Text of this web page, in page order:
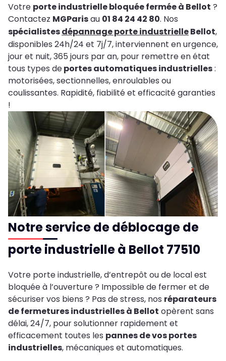
Votre porte industrielle bloquée fermée à Bellot ?
Contactez MGParisau 01 84 24 42 80. Nos
spécialistesdépannage porte industrielleBellot,
disponibles 24h/24 et 7j/7, interviennent en urgence,
jour et nuit, 365 jours par an, pour remettre en état
tous types deportes automatiques industrielles:
motorisées, sectionnelles, enroulables ou
coulissantes. Rapidité, fiabilité et efficacité garanties
!
Notre service de déblocage de
porte industrielle à Bellot 77510
Votre porte industrielle, d’entrepôt ou de local est
bloquée à l’ouverture ? Impossible de fermer et de
sécuriser vos biens ? Pas de stress, nos réparateurs
de fermetures industrielles à Bellot opèrent sans
délai, 24/7, pour solutionner rapidement et
efficacement toutes les pannes de vos portes
industrielles, mécaniques et automatiques.